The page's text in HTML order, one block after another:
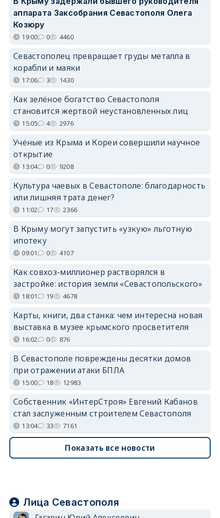
аппарата Заксобрания Севастополя Олега
Козюру
19:00 0 4460
Севастополец превращает груды металла в
корабли и маяки
17:06 3 1430
Как зелёное богатство Севастополя
становится жертвой неустановленных лиц
15:05 4 2976
Учёные из Крыма и Кореи совершили научное
открытие
13:04 0 9208
Культура чаевых в Севастополе: благодарность
или лишняя трата денег?
11:02 17 2366
В Крыму могут запустить «узкую» льготную
ипотеку
09:01 0 4107
Как совхоз-миллионер растворялся в
застройке: история земли «Севастопольского»
18:01 19 4678
Карты, книги, два станка: чем интересна новая
выставка в музее крымского просветителя
16:02 0 876
В Севастополе повреждены десятки домов
при отражении атаки БПЛА
15:00 18 12983
Собственник «ИнтерСтроя» Евгений Кабанов
стал заслуженным строителем Севастополя
13:04 33 7161
Показать все новости
Лица Севастополя